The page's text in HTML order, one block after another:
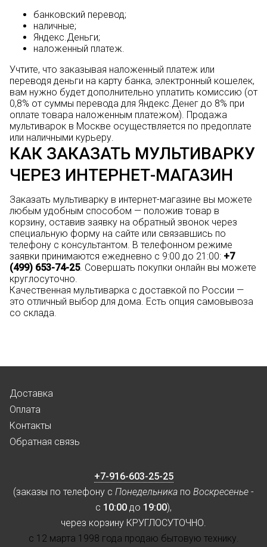
банковский перевод;
наличные;
Яндекс.Деньги;
наложенный платеж.
Учтите, что заказывая наложенный платеж или
переводя деньги на карту банка, электронный кошелек,
вам нужно будет дополнительно уплатить комиссию (от
0,8% от суммы перевода для Яндекс.Денег до 8% при
оплате товара наложенным платежом). Продажа
мультиварок в Москве осуществляется по предоплате
или наличными курьеру.
КАК ЗАКАЗАТЬ МУЛЬТИВАРКУ
ЧЕРЕЗ ИНТЕРНЕТ-МАГАЗИН
Заказать мультиварку в интернет-магазине вы можете
любым удобным способом — положив товар в
корзину, оставив заявку на обратный звонок через
специальную форму на сайте или связавшись по
телефону с консультантом. В телефонном режиме
заявки принимаются ежедневно с 9:00 до 21:00: +7
(499) 653-74-25. Совершать покупки онлайн вы можете
круглосуточно.
Качественная мультиварка с доставкой по России —
это отличный выбор для дома. Есть опция самовывоза
со склада.
Доставка
Оплата
Контакты
Обратная связь
+7-916-603-25-25
(заказы по телефону с Понедельника по Воскресенье -
с 10:00 до 19:00),
через корзину КРУГЛОСУТОЧНО.
с 12 марта 1998 года продаю бытовую технику.